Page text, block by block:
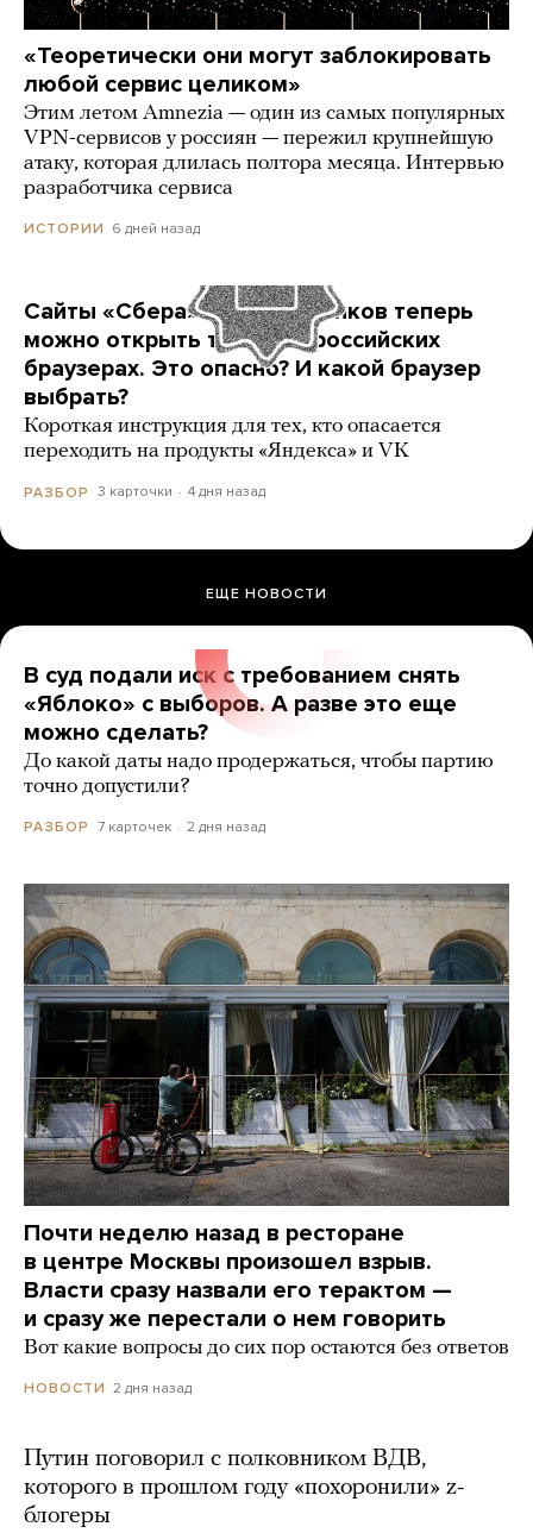
«Теоретически они могут заблокировать
любой сервис целиком»
Этим летом Amnezia — один из самых популярных
VPN-сервисов у россиян — пережил крупнейшую
атаку, которая длилась полтора месяца. Интервью
разработчика сервиса
ИСТОРИИ 6 дней назад
Сайты «Сбера» и других банков теперь
можно открыть только в российских
браузерах. Это опасно? И какой браузер
выбрать?
Короткая инструкция для тех, кто опасается
переходить на продукты «Яндекса» и VK
РАЗБОР 3 карточки 4 дня назад
ЕЩЕ НОВОСТИ
В суд подали иск с требованием снять
«Яблоко» с выборов. А разве это еще
можно сделать?
До какой даты надо продержаться, чтобы партию
точно допустили?
РАЗБОР 7 карточек 2 дня назад
Почти неделю назад в ресторане
в центре Москвы произошел взрыв.
Власти сразу назвали его терактом —
и сразу же перестали о нем говорить
Вот какие вопросы до сих пор остаются без ответов
НОВОСТИ 2 дня назад
Путин поговорил с полковником ВДВ,
которого в прошлом году «похоронили» z-
блогеры